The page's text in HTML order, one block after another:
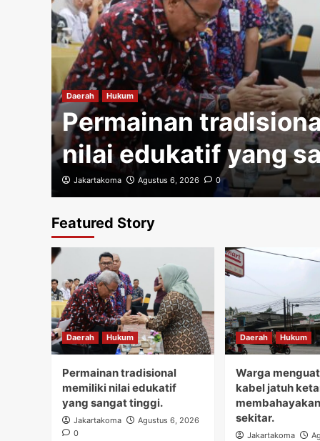
Daerah Hukum
Permainan
nilai edukatif yang
Jakartakoma Agustus 6, 2026 0
Featured Story
Daerah Hukum
Permainan tradisional
memiliki nilai edukatif
yang sangat tinggi.
Jakartakoma
Agustus 6, 2026
0
Daerah Hukum
Warga
kabel jatuh
sekitar.
Jakartakoma